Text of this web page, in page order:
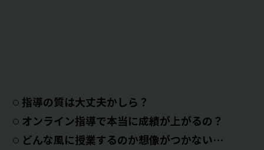
指導の質は大丈夫かしら？
オンライン指導で本当に成績が上がるの？
どんな風に授業するのか想像がつかない…